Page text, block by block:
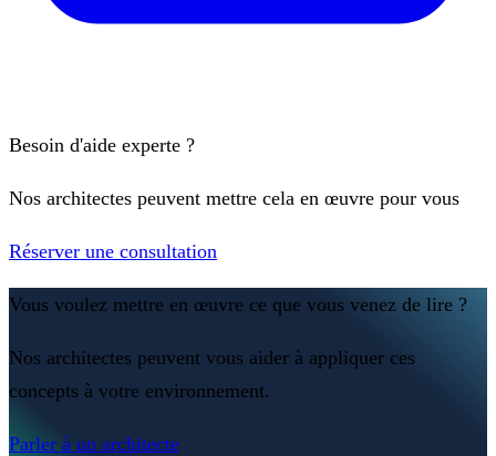
Besoin d'aide experte ?
Nos architectes peuvent mettre cela en œuvre pour vous
Réserver une consultation
Vous voulez mettre en œuvre ce que vous venez de lire ?
Nos architectes peuvent vous aider à appliquer ces
concepts à votre environnement.
Parler à un architecte